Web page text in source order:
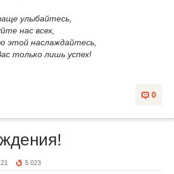
улыбайтесь,
нас всех,
этой наслаждайтесь,
только лишь успех!
0
5 023